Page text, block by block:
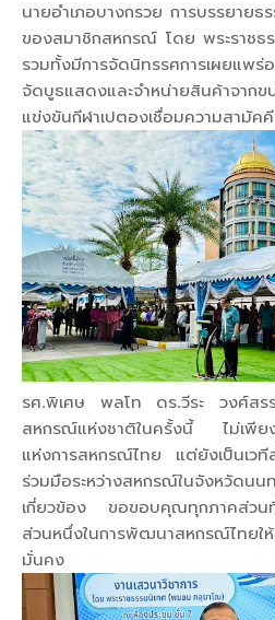
นายอำเภอบางกรวย การบรรยาย
ของสมาชิกสหกรณ์ โดย พระราช
รวมทั้งมีการจัดนิทรรศการเผยแพ
จัดบูธแสดงและจำหน่ายสินค้าจา
แข่งขันกีฬาเปตองเชื่อมความสามัคคี
รศ.พิเศษ พลโท ดร.วีระ วงศ์สร
สหกรณ์แห่งชาติในครั้งนี้ ไม่เพียง
แห่งการสหกรณ์ไทย แต่ยังเป็นเวที
ร่วมมือระหว่างสหกรณ์ในจังห
เกี่ยวข้อง ขอขอบคุณทุกภาคส่วนที่
ส่วนหนึ่งในการพัฒนาสหกรณ์ไทยให้
มั่นคง